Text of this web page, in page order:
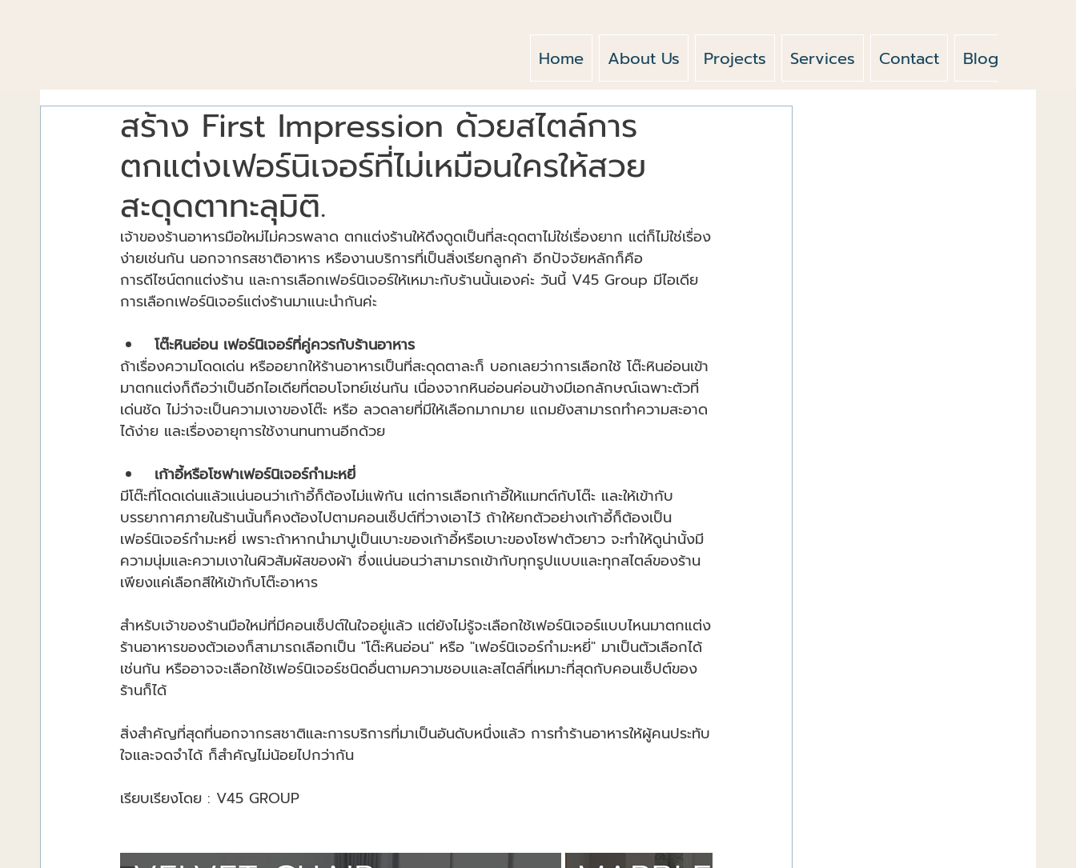
Home About Us Projects Services Contact Blog
สร้าง First Impression ด้วยสไตล์การ
ตกแต่งเฟอร์นิเจอร์ที่ไม่เหมือนใครให้สวย
สะดุดตาทะลุมิติ.
เจ้าของร้านอาหารมือใหม่ไม่ควรพลาด ตกแต่งร้านให้ดึงดูดเป็นที่สะดุดตาไม่ใช่เรื่องยาก แต่ก็ไม่ใช่เรื่อง
ง่ายเช่นกัน นอกจากรสชาติอาหาร หรืองานบริการที่เป็นสิ่งเรียกลูกค้า อีกปัจจัยหลักก็คือ
การดีไซน์ตกแต่งร้าน และการเลือกเฟอร์นิเจอร์ให้เหมาะกับร้านนั้นเองค่ะ วันนี้ V45 Group มีไอเดีย
การเลือกเฟอร์นิเจอร์แต่งร้านมาแนะนำกันค่ะ
โต๊ะหินอ่อน เฟอร์นิเจอร์ที่คู่ควรกับร้านอาหาร
ถ้าเรื่องความโดดเด่น หรืออยากให้ร้านอาหารเป็นที่สะดุดตาละก็ บอกเลยว่าการเลือกใช้ โต๊ะหินอ่อนเข้า
มาตกแต่งก็ถือว่าเป็นอีกไอเดียที่ตอบโจทย์เช่นกัน เนื่องจากหินอ่อนค่อนข้างมีเอกลักษณ์เฉพาะตัวที่
เด่นชัด ไม่ว่าจะเป็นความเงาของโต๊ะ หรือ ลวดลายที่มีให้เลือกมากมาย แถมยังสามารถทำความสะอาด
ได้ง่าย และเรื่องอายุการใช้งานทนทานอีกด้วย
เก้าอี้หรือโซฟาเฟอร์นิเจอร์กำมะหยี่
มีโต๊ะที่โดดเด่นแล้วแน่นอนว่าเก้าอี้ก็ต้องไม่แพ้กัน แต่การเลือกเก้าอี้ให้แมทต์กับโต๊ะ และให้เข้ากับ
บรรยากาศภายในร้านนั้นก็คงต้องไปตามคอนเซ็ปต์ที่วางเอาไว้ ถ้าให้ยกตัวอย่างเก้าอี้ก็ต้องเป็น
เฟอร์นิเจอร์กำมะหยี่ เพราะถ้าหากนำมาปูเป็นเบาะของเก้าอี้หรือเบาะของโซฟาตัวยาว จะทำให้ดูน่านั้งมี
ความนุ่มและความเงาในผิวสัมผัสของผ้า ซึ่งแน่นอนว่าสามารถเข้ากับทุกรูปแบบและทุกสไตล์ของร้าน
เพียงแค่เลือกสีให้เข้ากับโต๊ะอาหาร
สำหรับเจ้าของร้านมือใหม่ที่มีคอนเซ็ปต์ในใจอยู่แล้ว แต่ยังไม่รู้จะเลือกใช้เฟอร์นิเจอร์แบบไหนมาตกแต่ง
ร้านอาหารของตัวเองก็สามารถเลือกเป็น "โต๊ะหินอ่อน" หรือ "เฟอร์นิเจอร์กำมะหยี่" มาเป็นตัวเลือกได้
เช่นกัน หรืออาจจะเลือกใช้เฟอร์นิเจอร์ชนิดอื่นตามความชอบและสไตล์ที่เหมาะที่สุดกับคอนเซ็ปต์ของ
ร้านก็ได้
สิ่งสำคัญที่สุดที่นอกจากรสชาติและการบริการที่มาเป็นอันดับหนึ่งแล้ว การทำร้านอาหารให้ผู้คนประทับ
ใจและจดจำได้ ก็สำคัญไม่น้อยไปกว่ากัน
เรียบเรียงโดย : V45 GROUP